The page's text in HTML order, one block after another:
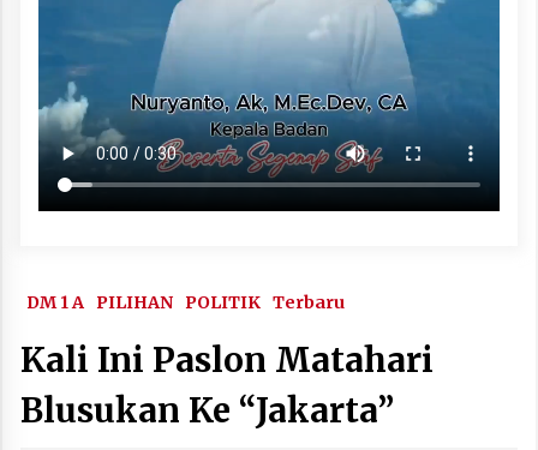
DM 1 A PILIHAN POLITIK Terbaru
Kali Ini Paslon Matahari
Blusukan Ke “Jakarta”